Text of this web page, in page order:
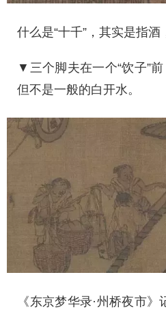
什么是“十千”，其实是指酒
▼三个脚夫在一个“饮子”
但不是一般的白开水。
《东京梦华录·州桥夜市